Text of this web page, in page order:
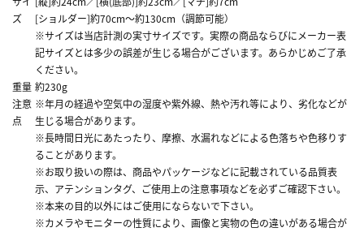
ズ
[ショルダー]約70cm～約130cm（調節可能）
※サイズは当店計測の実寸サイズです。実際の商品ならびにメーカー表
記サイズとは多少の誤差が生じる場合がございます。あらかじめご了承
ください。
重量 約230g
注意
点
※年月の経過や空気中の湿度や紫外線、熱や汚れ等により、劣化などが
生じる場合があります。
※長時間日光にあたったり、摩擦、水漏れなどによる色落ちや色移りす
ることがあります。
※お取り扱いの際は、商品やパッケージなどに記載されている品質表
示、アテンションタグ、ご使用上の注意事項などを必ずご確認下さい。
※本来の目的以外にはご使用にならないで下さい。
※カメラやモニターの性質により、画像と実物の色の違いがある場合が